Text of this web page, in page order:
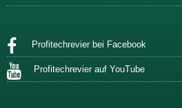
Profitechrevier bei Facebook
Profitechrevier auf YouTube